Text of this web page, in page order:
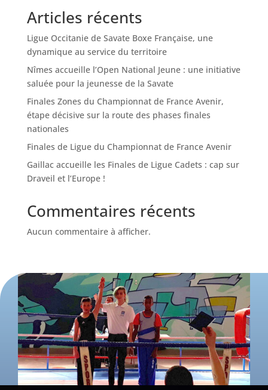
Articles récents
Ligue Occitanie de Savate Boxe Française, une
dynamique au service du territoire
Nîmes accueille l’Open National Jeune : une initiative
saluée pour la jeunesse de la Savate
Finales Zones du Championnat de France Avenir,
étape décisive sur la route des phases finales
nationales
Finales de Ligue du Championnat de France Avenir
Gaillac accueille les Finales de Ligue Cadets : cap sur
Draveil et l’Europe !
Commentaires récents
Aucun commentaire à afficher.